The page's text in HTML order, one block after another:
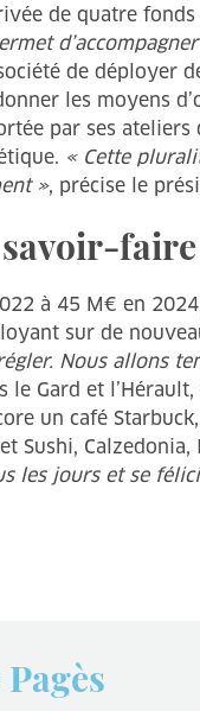
de quatre
de déployer
les moyens
par ses
« Cette
», précise le
à 45 M€ en
sur de
Nous allons
Gard et
un café
Sushi,
les jours et se